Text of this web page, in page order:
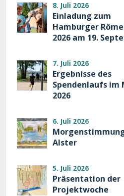
8. Juli 2026
Einladung zum
Hamburger
2026 am 19.
7. Juli 2026
Ergebnisse des
Spendenlaufs im
2026
6. Juli 2026
Alster
5. Juli 2026
Präsentation der
Projektwoche